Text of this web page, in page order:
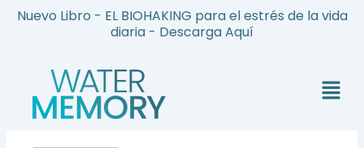
Nuevo Libro - EL BIOHAKING para el estrés de la vida
diaria - Descarga Aquí
Menú